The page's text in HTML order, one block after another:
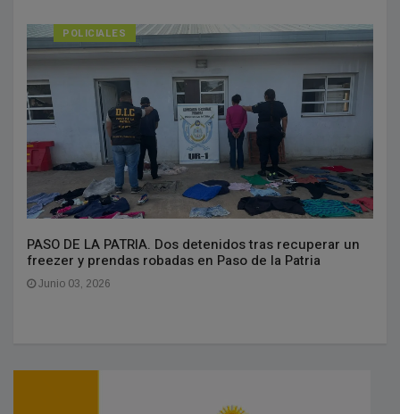
POLICIALES
PASO DE LA PATRIA. Dos detenidos tras recuperar un
freezer y prendas robadas en Paso de la Patria
Junio 03, 2026